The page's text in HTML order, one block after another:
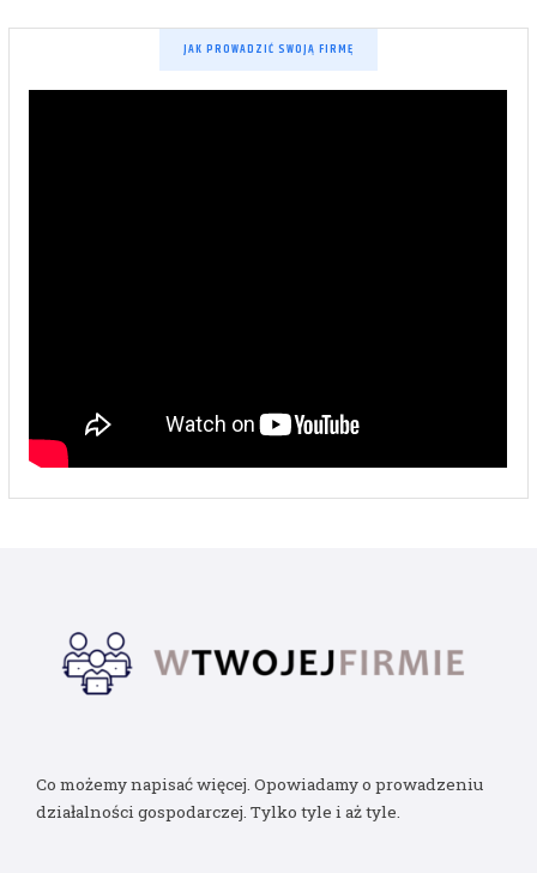
JAK PROWADZIĆ SWOJĄ FIRMĘ
Co możemy napisać więcej. Opowiadamy o prowadzeniu
działalności gospodarczej. Tylko tyle i aż tyle.